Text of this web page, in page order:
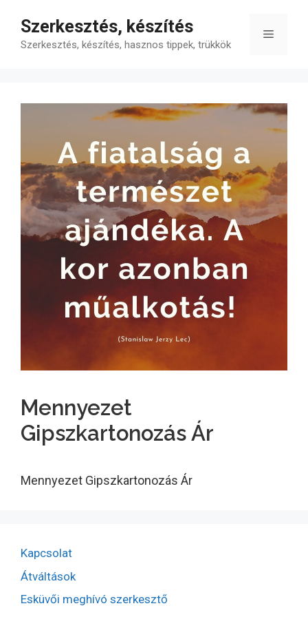
tartalomba
Szerkesztés, készítés
Szerkesztés, készítés, hasznos tippek, trükkök
Menü
Mennyezet
Gipszkartonozás Ár
Mennyezet Gipszkartonozás Ár
Kapcsolat
Átváltások
Esküvői meghívó szerkesztő